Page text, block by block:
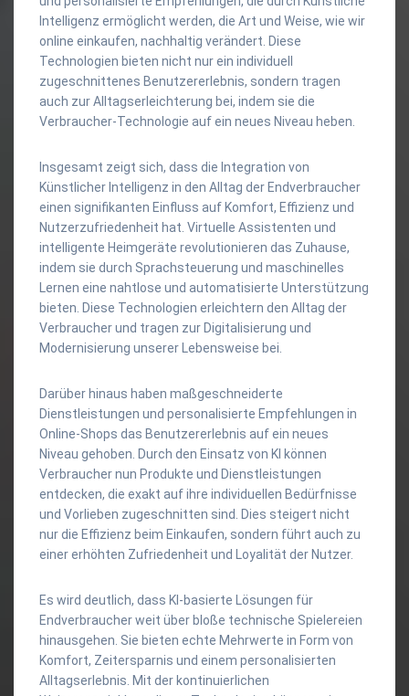
Intelligenz ermöglicht werden, die Art und Weise, wie wir
online einkaufen, nachhaltig verändert. Diese
Technologien bieten nicht nur ein individuell
zugeschnittenes Benutzererlebnis, sondern tragen
auch zur Alltagserleichterung bei, indem sie die
Verbraucher-Technologie auf ein neues Niveau heben.
Insgesamt zeigt sich, dass die Integration von
Künstlicher Intelligenz in den Alltag der Endverbraucher
einen signifikanten Einfluss auf Komfort, Effizienz und
Nutzerzufriedenheit hat. Virtuelle Assistenten und
intelligente Heimgeräte revolutionieren das Zuhause,
indem sie durch Sprachsteuerung und maschinelles
Lernen eine nahtlose und automatisierte Unterstützung
bieten. Diese Technologien erleichtern den Alltag der
Verbraucher und tragen zur Digitalisierung und
Modernisierung unserer Lebensweise bei.
Darüber hinaus haben maßgeschneiderte
Dienstleistungen und personalisierte Empfehlungen in
Online-Shops das Benutzererlebnis auf ein neues
Niveau gehoben. Durch den Einsatz von KI können
Verbraucher nun Produkte und Dienstleistungen
entdecken, die exakt auf ihre individuellen Bedürfnisse
und Vorlieben zugeschnitten sind. Dies steigert nicht
nur die Effizienz beim Einkaufen, sondern führt auch zu
einer erhöhten Zufriedenheit und Loyalität der Nutzer.
Es wird deutlich, dass KI-basierte Lösungen für
Endverbraucher weit über bloße technische Spielereien
hinausgehen. Sie bieten echte Mehrwerte in Form von
Komfort, Zeitersparnis und einem personalisierten
Alltagserlebnis. Mit der kontinuierlichen